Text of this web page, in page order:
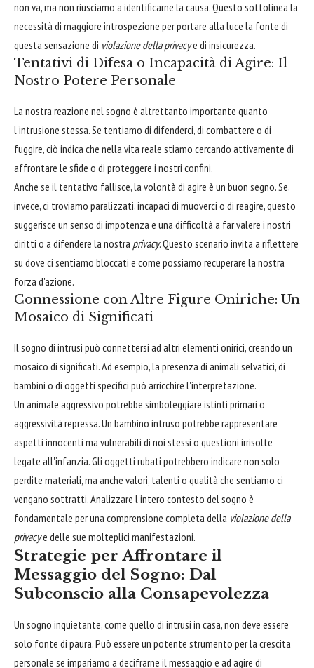
non va, ma non riusciamo a identificarne la causa. Questo sottolinea la
necessità di maggiore introspezione per portare alla luce la fonte di
questa sensazione di violazione della privacye di insicurezza.
Tentativi di Difesa o Incapacità di Agire: Il
Nostro Potere Personale
La nostra reazione nel sogno è altrettanto importante quanto
l'intrusione stessa. Se tentiamo di difenderci, di combattere o di
fuggire, ciò indica che nella vita reale stiamo cercando attivamente di
affrontare le sfide o di proteggere i nostri confini.
Anche se il tentativo fallisce, la volontà di agire è un buon segno. Se,
invece, ci troviamo paralizzati, incapaci di muoverci o di reagire, questo
suggerisce un senso di impotenza e una difficoltà a far valere i nostri
diritti o a difendere la nostra privacy. Questo scenario invita a riflettere
su dove ci sentiamo bloccati e come possiamo recuperare la nostra
forza d'azione.
Connessione con Altre Figure Oniriche: Un
Mosaico di Significati
Il sogno di intrusi può connettersi ad altri elementi onirici, creando un
mosaico di significati. Ad esempio, la presenza di animali selvatici, di
bambini o di oggetti specifici può arricchire l'interpretazione.
Un animale aggressivo potrebbe simboleggiare istinti primari o
aggressività repressa. Un bambino intruso potrebbe rappresentare
aspetti innocenti ma vulnerabili di noi stessi o questioni irrisolte
legate all'infanzia. Gli oggetti rubati potrebbero indicare non solo
perdite materiali, ma anche valori, talenti o qualità che sentiamo ci
vengano sottratti. Analizzare l'intero contesto del sogno è
fondamentale per una comprensione completa della violazione della
privacye delle sue molteplici manifestazioni.
Strategie per Affrontare il
Messaggio del Sogno: Dal
Subconscio alla Consapevolezza
Un sogno inquietante, come quello di intrusi in casa, non deve essere
solo fonte di paura. Può essere un potente strumento per la crescita
personale se impariamo a decifrarne il messaggio e ad agire di